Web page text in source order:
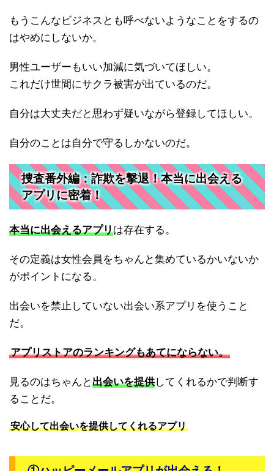
もうこんなビジネスとも呼べないようなことをするの
はやめにしないか。
男性ユーザーもいい加減に気づいてほしい。
これだけ世間にサクラ被害が出ているのだ。
自分は大丈夫だと思わず疑いながら登録してほしい。
自分のことは自分で守るしかないのだ。
捜査番外編：詐欺を撃退！本当に出会える
アプリに密着！
本当に出会えるアプリは存在する。
その定義は女性会員をちゃんと集めているかいないか
がポイントになる。
出会いを禁止していない出会い系アプリを使うこと
だ。
アプリストアのランキングもあてにならない。
見るのはちゃんと出会いを提供してくれるかで判断す
ることだ。
安心して出会いを提供してくれるアプリ